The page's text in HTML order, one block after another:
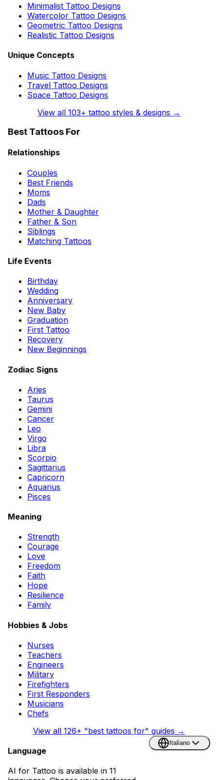
Minimalist Tattoo Designs
Watercolor Tattoo Designs
Geometric Tattoo Designs
Realistic Tattoo Designs
Unique Concepts
Music Tattoo Designs
Travel Tattoo Designs
Space Tattoo Designs
View all 103+ tattoo styles & designs →
Best Tattoos For
Relationships
Couples
Best Friends
Moms
Dads
Mother & Daughter
Father & Son
Siblings
Matching Tattoos
Life Events
Birthday
Wedding
Anniversary
New Baby
Graduation
First Tattoo
Recovery
New Beginnings
Zodiac Signs
Aries
Taurus
Gemini
Cancer
Leo
Virgo
Libra
Scorpio
Sagittarius
Capricorn
Aquarius
Pisces
Meaning
Strength
Courage
Love
Freedom
Faith
Hope
Resilience
Family
Hobbies & Jobs
Nurses
Teachers
Engineers
Military
Firefighters
First Responders
Musicians
Chefs
View all 126+ "best tattoos for" guides →
Language
AI for Tattoo is available in 11
Italiano